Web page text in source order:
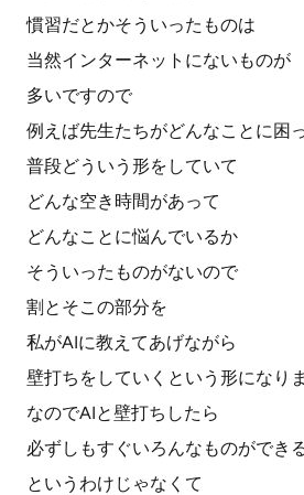
慣習だとかそういったものは
当然インターネットにないものが
多いですので
例えば先生たちがどんなことに困
普段どういう形をしていて
どんな空き時間があって
どんなことに悩んでいるか
そういったものがないので
割とそこの部分を
私がAIに教えてあげながら
壁打ちをしていくという形になり
なのでAIと壁打ちしたら
必ずしもすぐいろんなものができ
というわけじゃなくて